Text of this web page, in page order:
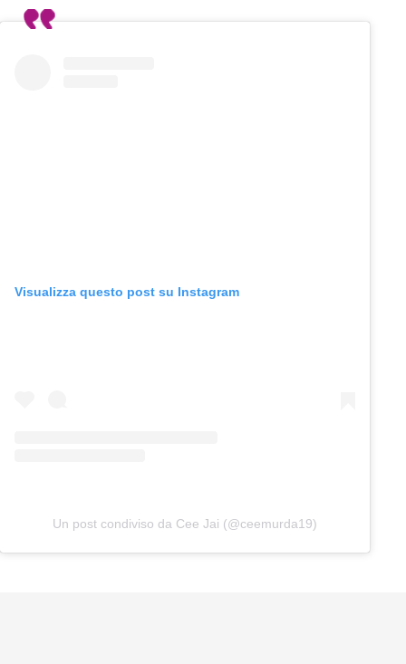
Visualizza questo post su Instagram
Un post condiviso da Cee Jai (@ceemurda19)